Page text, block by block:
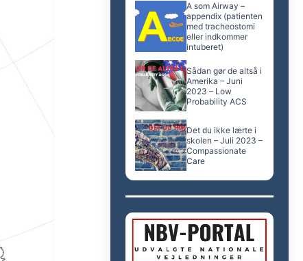
A som Airway –
appendix (patienten
med tracheostomi
eller indkommer
intuberet)
Sådan gør de altså i
Amerika – Juni
2023 – Low
Probability ACS
Det du ikke lærte i
skolen – Juli 2023 –
Compassionate
Care